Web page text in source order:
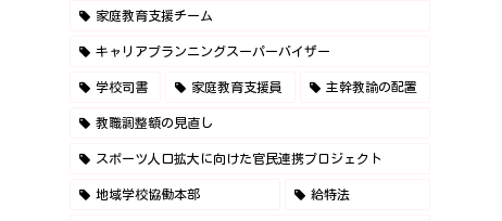
家庭教育支援チーム
キャリアプランニングスーパーバイザー
学校司書 家庭教育支援員 主幹教諭の配置
教職調整額の見直し
スポーツ人口拡大に向けた官民連携プロジェクト
地域学校協働本部 給特法